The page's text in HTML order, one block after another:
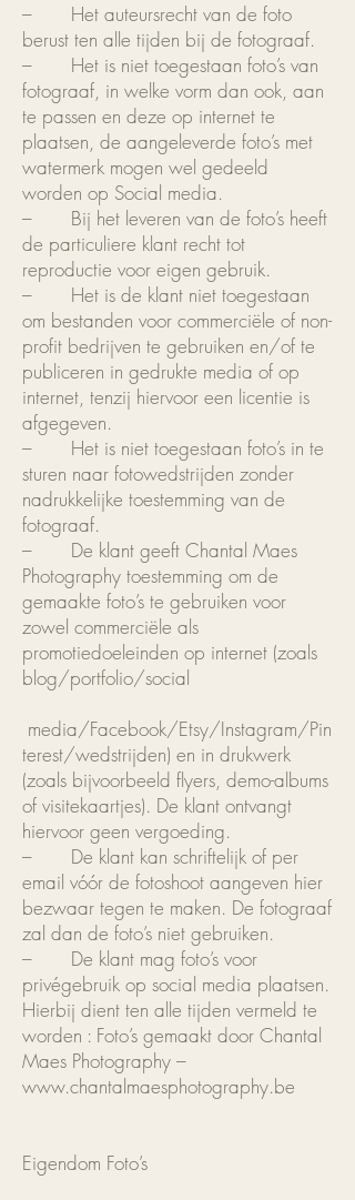
– Het auteursrecht van de foto
berust ten alle tijden bij de fotograaf.
– Het is niet toegestaan foto’s van
fotograaf, in welke vorm dan ook, aan
te passen en deze op internet te
plaatsen, de aangeleverde foto’s met
watermerk mogen wel gedeeld
worden op Social media.
– Bij het leveren van de foto’s heeft
de particuliere klant recht tot
reproductie voor eigen gebruik.
– Het is de klant niet toegestaan
om bestanden voor commerciële of non-
profit bedrijven te gebruiken en/of te
publiceren in gedrukte media of op
internet, tenzij hiervoor een licentie is
afgegeven.
– Het is niet toegestaan foto’s in te
sturen naar fotowedstrijden zonder
nadrukkelijke toestemming van de
fotograaf.
– De klant geeft Chantal Maes
Photography toestemming om de
gemaakte foto’s te gebruiken voor
zowel commerciële als
promotiedoeleinden op internet (zoals
blog/portfolio/social
media/Facebook/Etsy/Instagram/Pin
terest/wedstrijden) en in drukwerk
(zoals bijvoorbeeld flyers, demo-albums
of visitekaartjes). De klant ontvangt
hiervoor geen vergoeding.
– De klant kan schriftelijk of per
email vóór de fotoshoot aangeven hier
bezwaar tegen te maken. De fotograaf
zal dan de foto’s niet gebruiken.
– De klant mag foto’s voor
privégebruik op social media plaatsen.
Hierbij dient ten alle tijden vermeld te
worden : Foto’s gemaakt door Chantal
Maes Photography –
www.chantalmaesphotography.be
Eigendom Foto’s